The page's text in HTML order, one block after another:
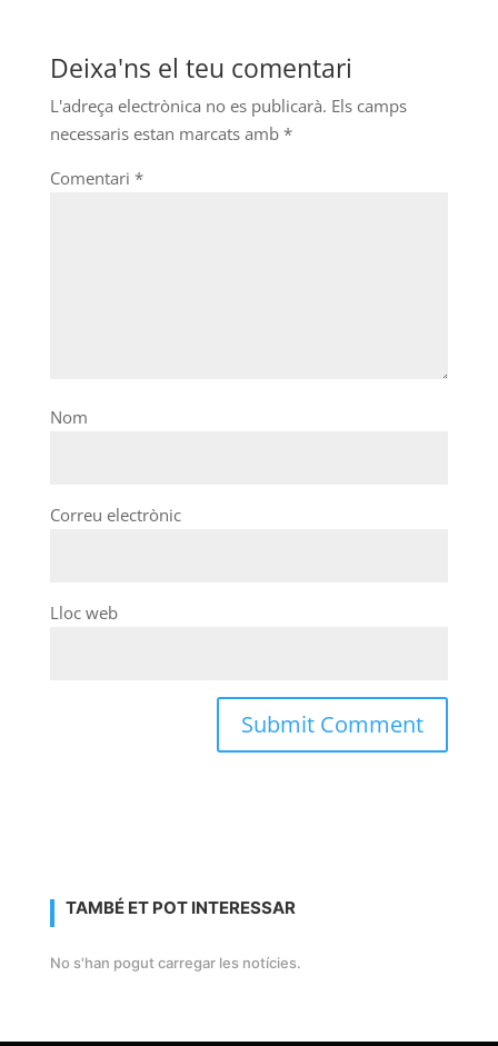
Deixa'ns el teu comentari
L'adreça electrònica no es publicarà. Els camps
necessaris estan marcats amb *
Comentari *
Nom
Correu electrònic
Lloc web
TAMBÉ ET POT INTERESSAR
No s'han pogut carregar les notícies.